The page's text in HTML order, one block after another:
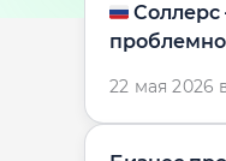
🇷🇺
22 мая 2026